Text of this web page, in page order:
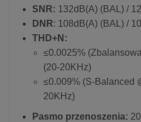
SNR: 132dB(A) (BAL) /
DNR: 108dB(A) (BAL) /
THD+N:
≤0.0025%
(20-20KHz)
≤0.009% (S-Balanced
20KHz)
Pasmo przenoszenia: